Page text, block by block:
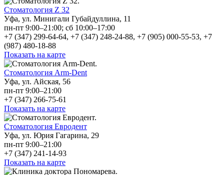
Стоматология Z 32
Уфа, ул. Минигали Губайдуллина, 11
пн-пт 9:00–21:00; сб 10:00–17:00
+7 (347) 299-64-64, +7 (347) 248-24-88, +7 (905) 000-55-53, +7
(987) 480-18-88
Показать на карте
Cтоматология Arm-Dent
Уфа, ул. Айская, 56
пн-пт 9:00–21:00
+7 (347) 266-75-61
Показать на карте
Стоматология Евродент
Уфа, ул. Юрия Гагарина, 29
пн-пт 9:00–21:00
+7 (347) 241-14-93
Показать на карте